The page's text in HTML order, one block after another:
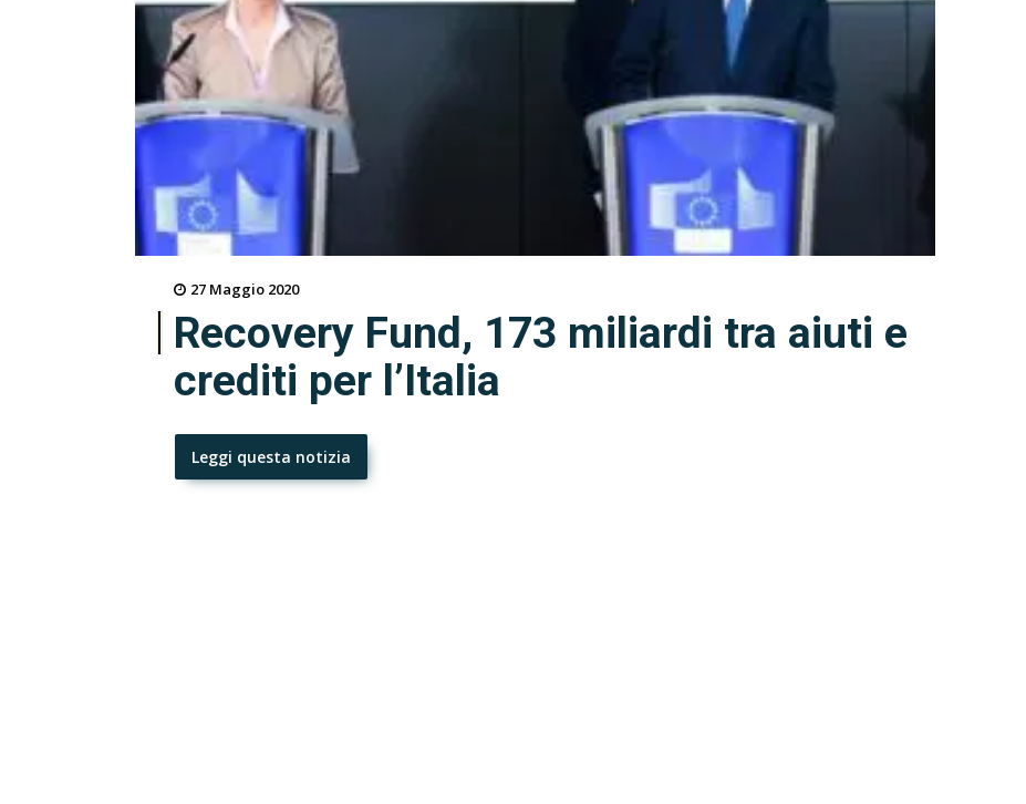
27 Maggio 2020
Recovery Fund, 173 miliardi tra aiuti e
crediti per l’Italia
Leggi questa notizia